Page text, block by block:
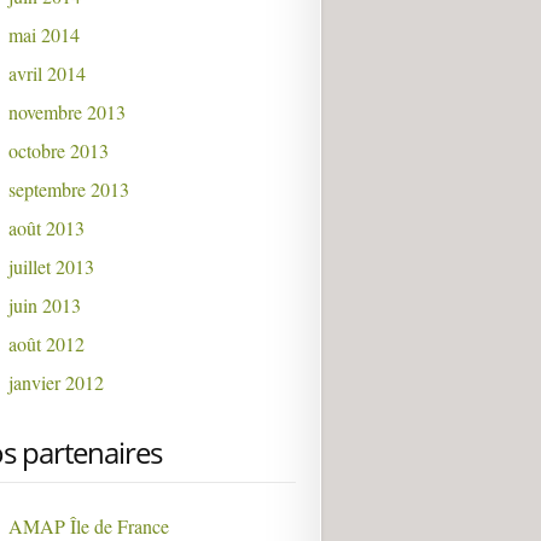
mai 2014
avril 2014
novembre 2013
octobre 2013
septembre 2013
août 2013
juillet 2013
juin 2013
août 2012
janvier 2012
partenaires
AMAP Île de France